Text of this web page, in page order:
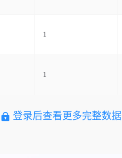
1
1
登录后查看更多完整数据